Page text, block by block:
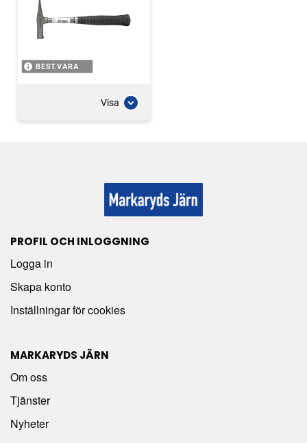
BEST.VARA
Visa
PROFIL OCH INLOGGNING
Logga in
Skapa konto
Inställningar för cookies
MARKARYDS JÄRN
Om oss
Tjänster
Nyheter